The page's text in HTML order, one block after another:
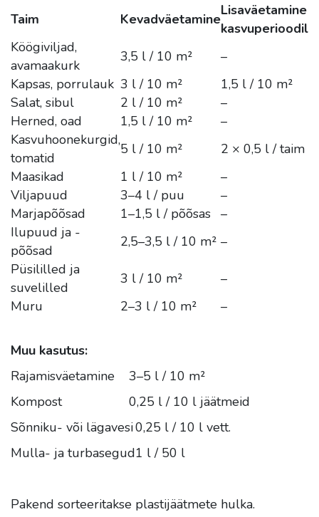
Taim Kevadväetamine
Lisaväetamine
kasvuperioodil
Köögiviljad,
avamaakurk
3,5 l / 10 m²
–
Kapsas, porrulauk 3 l / 10 m²
1,5 l / 10 m²
Salat, sibul
2 l / 10 m²
–
Herned, oad
1,5 l / 10 m²
–
Kasvuhoonekurgid,
tomatid
5 l / 10 m²
2 × 0,5 l / taim
Maasikad
1 l / 10 m²
–
Viljapuud
3–4 l / puu
–
Marjapõõsad
1–1,5 l / põõsas –
Ilupuud ja -
põõsad
2,5–3,5 l / 10 m² –
Püsililled ja
suvelilled
3 l / 10 m²
–
Muru
2–3 l / 10 m² –
Muu kasutus:
Rajamisväetamine 3–5 l / 10 m²
Kompost
0,25 l / 10 l jäätmeid
Sõnniku- või lägavesi0,25 l / 10 l vett.
Mulla- ja turbasegud1 l / 50 l
Pakend sorteeritakse plastijäätmete hulka.